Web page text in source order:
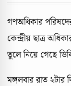
গণঅধিকার
কেন্দ্রীয় ছাত্র
তুলে নিয়ে গেছে
মঙ্গলবার রাত